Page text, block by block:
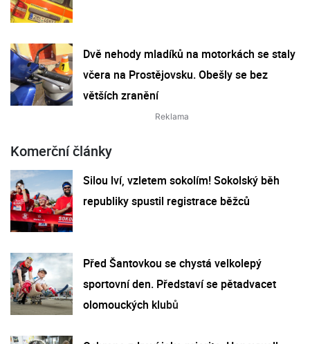
Dvě nehody mladíků na motorkách se staly
včera na Prostějovsku. Obešly se bez
větších zranění
Komerční články
Silou lví, vzletem sokolím! Sokolský běh
republiky spustil registrace běžců
Před Šantovkou se chystá velkolepý
sportovní den. Představí se pětadvacet
olomouckých klubů